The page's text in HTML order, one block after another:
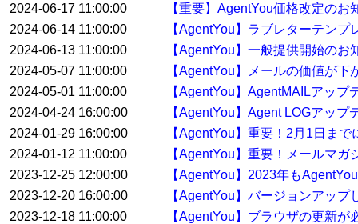
2024-06-17 11:00:00
【重要】AgentYou価格改定のお
2024-06-14 11:00:00
【AgentYou】ラブレターテン
2024-06-13 11:00:00
【AgentYou】一般提供開始のお
2024-05-07 11:00:00
【AgentYou】メールの価値が
2024-05-01 11:00:00
【AgentYou】AgentMAILアップ
2024-04-24 16:00:00
【AgentYou】Agent LOGアップ
2024-01-29 16:00:00
【AgentYou】重要！2月1日ま
2024-01-12 11:00:00
【AgentYou】重要！メールマ
2023-12-25 12:00:00
【AgentYou】2023年も
2023-12-20 16:00:00
【AgentYou】バージョンアッ
2023-12-18 11:00:00
【AgentYou】ブラウザの更新が